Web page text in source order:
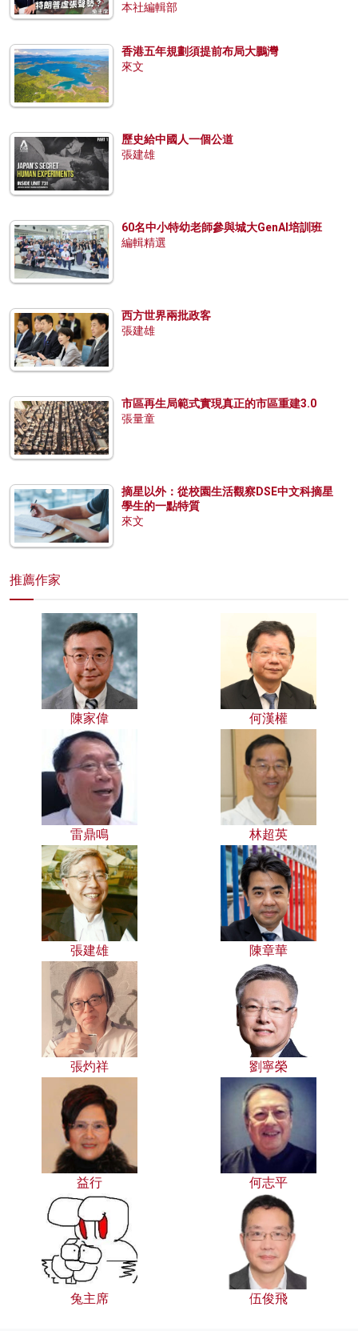
本社編輯部
香港五年規劃須提前布局大鵬灣
來文
歷史給中國人一個公道
張建雄
60名中小特幼老師參與城大GenAI培訓班
編輯精選
西方世界兩批政客
張建雄
市區再生局範式實現真正的市區重建3.0
張量童
摘星以外：從校園生活觀察DSE中文科摘星
學生的一點特質
來文
推薦作家
陳家偉 何漢權
雷鼎鳴 林超英
張建雄 陳章華
張灼祥 劉寧榮
益行 何志平
兔主席 伍俊飛